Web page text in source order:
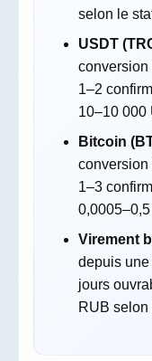
selon le
USDT
conversion
1–2
10–10 000
Bitcoin
conversion
1–3
Virement
depuis
jours
RUB selon